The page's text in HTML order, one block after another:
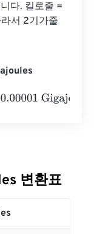
다. 킬로줄 =
서 2기가줄
0.00001 Gigajoules
변환표